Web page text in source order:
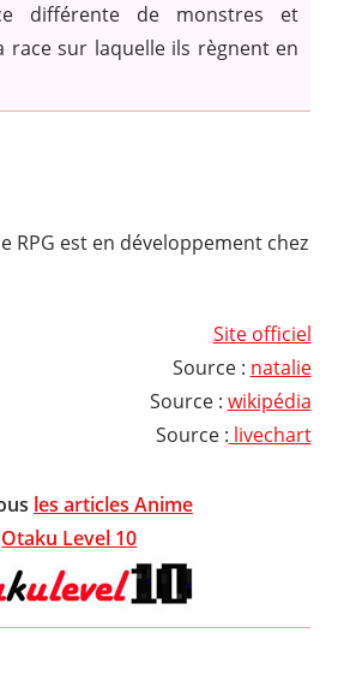
différente de monstres et
race sur laquelle ils règnent en
RPG est en développement chez
Site officiel
Source : natalie
Source : wikipédia
Source : livechart
les articles Anime
Otaku Level 10